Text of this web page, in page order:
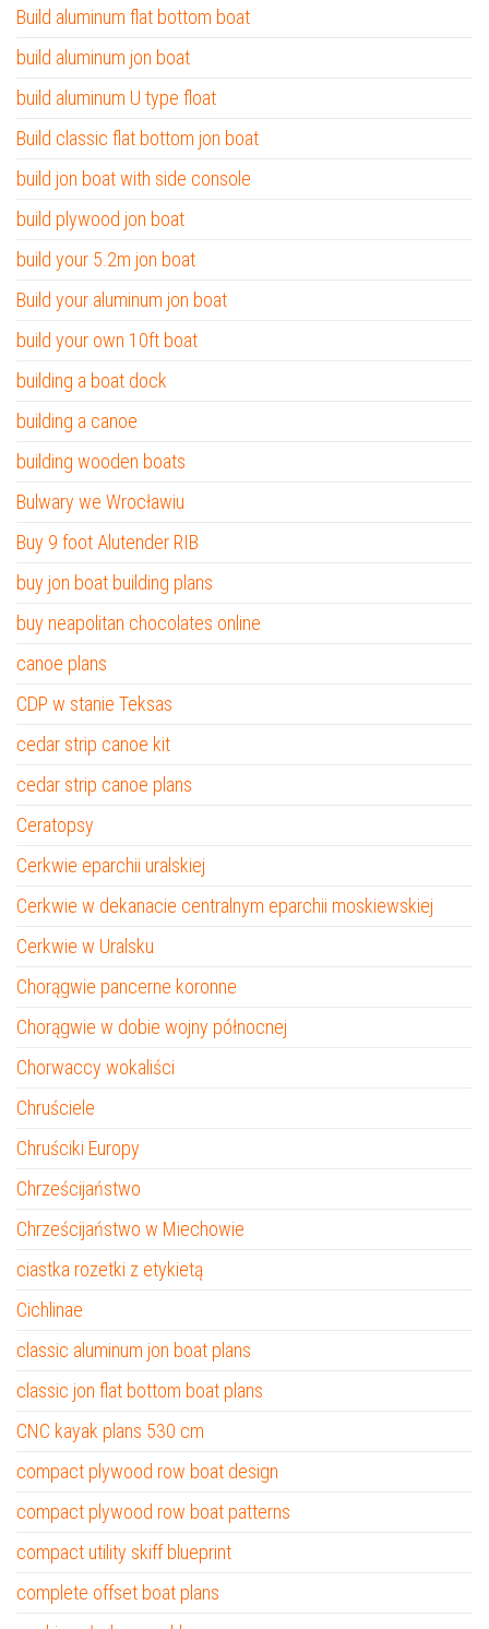
Build aluminum flat bottom boat
build aluminum jon boat
build aluminum U type float
Build classic flat bottom jon boat
build jon boat with side console
build plywood jon boat
build your 5.2m jon boat
Build your aluminum jon boat
build your own 10ft boat
building a boat dock
building a canoe
building wooden boats
Bulwary we Wrocławiu
Buy 9 foot Alutender RIB
buy jon boat building plans
buy neapolitan chocolates online
canoe plans
CDP w stanie Teksas
cedar strip canoe kit
cedar strip canoe plans
Ceratopsy
Cerkwie eparchii uralskiej
Cerkwie w dekanacie centralnym eparchii moskiewskiej
Cerkwie w Uralsku
Chorągwie pancerne koronne
Chorągwie w dobie wojny północnej
Chorwaccy wokaliści
Chruściele
Chruściki Europy
Chrześcijaństwo
Chrześcijaństwo w Miechowie
ciastka rozetki z etykietą
Cichlinae
classic aluminum jon boat plans
classic jon flat bottom boat plans
CNC kayak plans 530 cm
compact plywood row boat design
compact plywood row boat patterns
compact utility skiff blueprint
complete offset boat plans